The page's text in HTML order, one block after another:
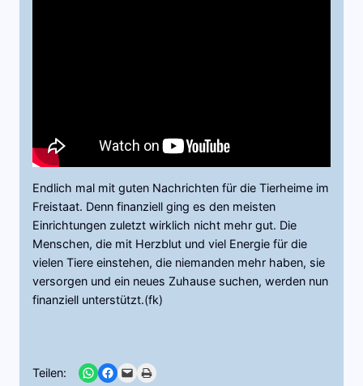
Endlich mal mit guten Nachrichten für die Tierheime im
Freistaat. Denn finanziell ging es den meisten
Einrichtungen zuletzt wirklich nicht mehr gut. Die
Menschen, die mit Herzblut und viel Energie für die
vielen Tiere einstehen, die niemanden mehr haben, sie
versorgen und ein neues Zuhause suchen, werden nun
finanziell unterstützt.(fk)
Teilen: Share on WhatsApp
Share on Facebook
Email this PagePrint this Page